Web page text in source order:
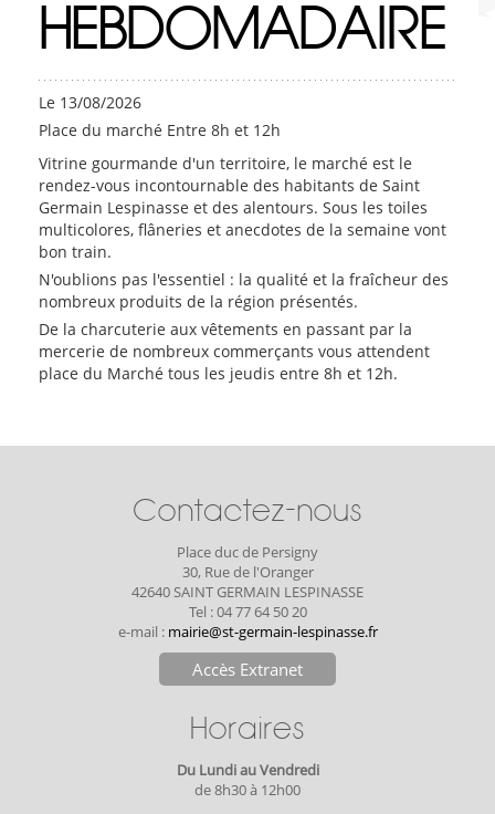
HEBDOMADAIRE
Le 13/08/2026
Place du marché Entre 8h et 12h
Vitrine gourmande d'un territoire, le marché est le
rendez-vous incontournable des habitants de Saint
Germain Lespinasse et des alentours. Sous les toiles
multicolores, flâneries et anecdotes de la semaine vont
bon train.
N'oublions pas l'essentiel : la qualité et la fraîcheur des
nombreux produits de la région présentés.
De la charcuterie aux vêtements en passant par la
mercerie de nombreux commerçants vous attendent
place du Marché tous les jeudis entre 8h et 12h.
Contactez-nous
Place duc de Persigny
30, Rue de l'Oranger
42640 SAINT GERMAIN LESPINASSE
Tel : 04 77 64 50 20
e-mail : mairie@st-germain-lespinasse.fr
Accès Extranet
Horaires
Du Lundi au Vendredi
de 8h30 à 12h00